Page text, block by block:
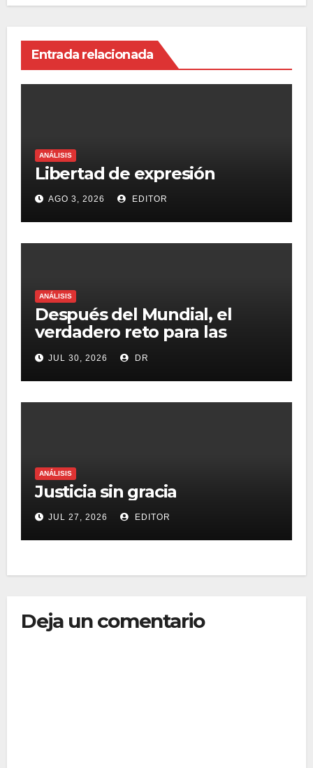
Entrada relacionada
ANÁLISIS
Libertad de expresión
AGO 3, 2026 EDITOR
ANÁLISIS
Después del Mundial, el
verdadero reto para las
marcas será destacar en un
mercado saturado
JUL 30, 2026 DR
ANÁLISIS
Justicia sin gracia
JUL 27, 2026 EDITOR
Deja un comentario